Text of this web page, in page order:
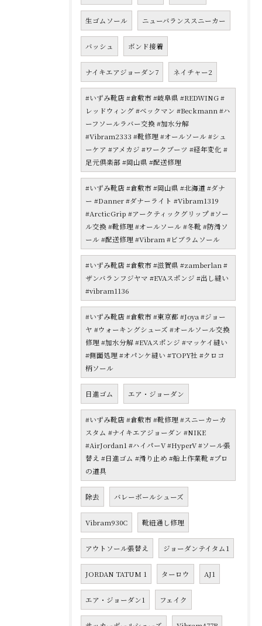
生ゴムソール ニューバランススニーカー
バッシュ ボンド接着
ナイキエアジョーダン7 ネイチャー2
#いずみ靴店 #倉敷市 #岐阜県 #REDWING #
レッドウィング #ベックマン #Beckmann #ハ
ーフソールラバー交換 #加水分解
#Vibram2333 #靴修理 #オールソール #シュ
ーケア #アメカジ #ワークブーツ #経年変化 #
足元倶楽部 #岡山県 #配送修理
#いずみ靴店 #倉敷市 #岡山県 #北海道 #ダナ
ー #Danner #ダナーライト #Vibram1319
#ArcticGrip #アークティックグリップ #ソー
ル交換 #靴修理 #オールソール #冬靴 #防滑ソ
ール #配送修理 #Vibram #ビブラムソール
#いずみ靴店 #倉敷市 #滋賀県 #zamberlan #
ザンバランフジヤマ #EVAスポンジ #出し縫い
#vibram1136
#いずみ靴店 #倉敷市 #東京都 #Joya #ジョー
ヤ #ウォーキングシューズ #オールソール交換
修理 #加水分解 #EVAスポンジ #マッケイ縫い
#側面処理 #オパンケ縫い #TOPY社 #クロコ
柄ソール
日進ゴム エア・ジョーダン
#いずみ靴店 #倉敷市 #靴修理 #スニーカーカ
スタム #ナイキエアジョーダン #NIKE
#AirJordan1 #ハイパーV #HyperV #ソール張
替え #日進ゴム #滑り止め #船上作業靴 #プロ
の道具
除去 バレーボールシューズ
Vibram930C 靴紐通し修理
アウトソール張替え ジョーダンテイタム1
JORDAN TATUM 1 ターロウ AJ1
エア・ジョーダン1 フェイク